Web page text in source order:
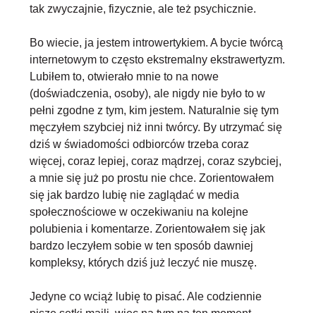
tak zwyczajnie, fizycznie, ale też psychicznie.
Bo wiecie, ja jestem introwertykiem. A bycie twórcą
internetowym to często ekstremalny ekstrawertyzm.
Lubiłem to, otwierało mnie to na nowe
(doświadczenia, osoby), ale nigdy nie było to w
pełni zgodne z tym, kim jestem. Naturalnie się tym
męczyłem szybciej niż inni twórcy. By utrzymać się
dziś w świadomości odbiorców trzeba coraz
więcej, coraz lepiej, coraz mądrzej, coraz szybciej,
a mnie się już po prostu nie chce. Zorientowałem
się jak bardzo lubię nie zaglądać w media
społecznościowe w oczekiwaniu na kolejne
polubienia i komentarze. Zorientowałem się jak
bardzo leczyłem sobie w ten sposób dawniej
kompleksy, których dziś już leczyć nie muszę.
Jedyne co wciąż lubię to pisać. Ale codziennie